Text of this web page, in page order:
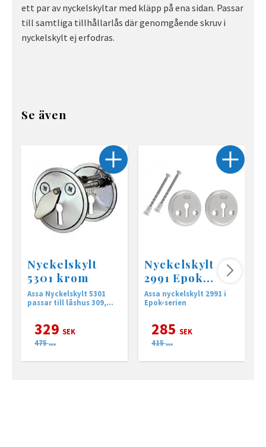
ett par av nyckelskyltar med kläpp på ena sidan. Passar
till samtliga tillhållarlås där genomgående skruv i
nyckelskylt ej erfodras.
Se även
Nyckelskylt
5301 krom
Assa Nyckelskylt 5301
passar till låshus 309,
329 SEK
475 SEK
Nyckelskylt
2991 Epok
mattkrom
Assa nyckelskylt 2991 i
Epok-serien
285 SEK
415 SEK